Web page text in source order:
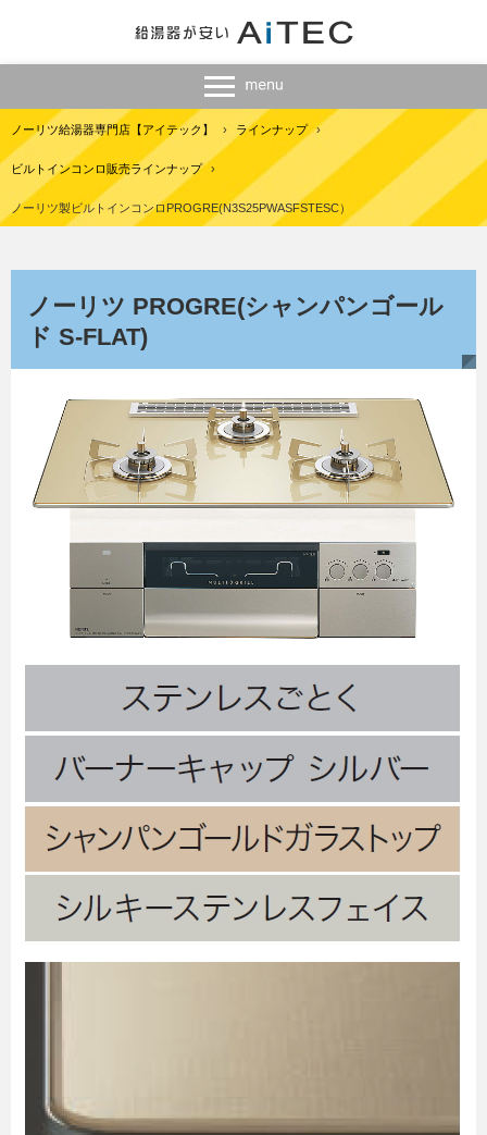
ノーリツ給湯器専門店【アイテック】 › ラインナップ ›
ビルトインコンロ販売ラインナップ ›
ノーリツ製ビルトインコンロPROGRE(N3S25PWASFSTESC）
ノーリツ PROGRE(シャンパンゴール
ド S-FLAT)